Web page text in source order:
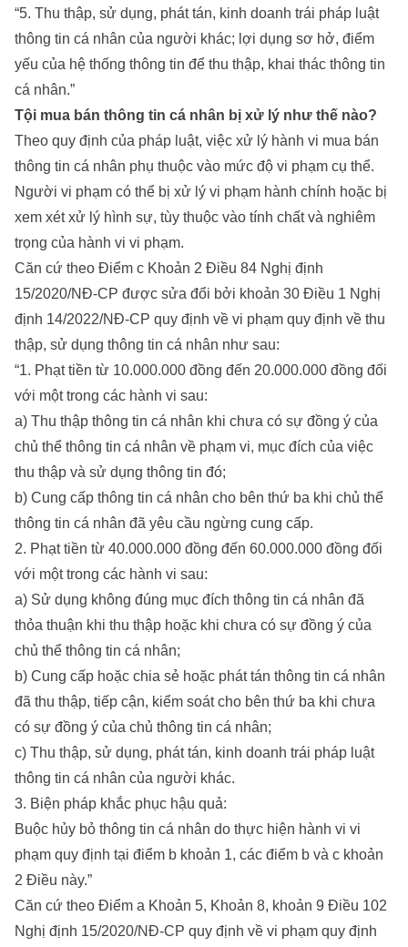
“5. Thu thập, sử dụng, phát tán, kinh doanh trái pháp luật
thông tin cá nhân của người khác; lợi dụng sơ hở, điểm
yếu của hệ thống thông tin để thu thập, khai thác thông tin
cá nhân.”
Tội mua bán thông tin cá nhân bị xử lý như thế nào?
Theo quy định của pháp luật, việc xử lý hành vi mua bán
thông tin cá nhân phụ thuộc vào mức độ vi phạm cụ thể.
Người vi phạm có thể bị xử lý vi phạm hành chính hoặc bị
xem xét xử lý hình sự, tùy thuộc vào tính chất và nghiêm
trọng của hành vi vi phạm.
Căn cứ theo Điểm c Khoản 2 Điều 84 Nghị định
15/2020/NĐ-CP được sửa đổi bởi khoản 30 Điều 1 Nghị
định 14/2022/NĐ-CP quy định về vi phạm quy định về thu
thập, sử dụng thông tin cá nhân như sau:
“1. Phạt tiền từ 10.000.000 đồng đến 20.000.000 đồng đối
với một trong các hành vi sau:
a) Thu thập thông tin cá nhân khi chưa có sự đồng ý của
chủ thể thông tin cá nhân về phạm vi, mục đích của việc
thu thập và sử dụng thông tin đó;
b) Cung cấp thông tin cá nhân cho bên thứ ba khi chủ thể
thông tin cá nhân đã yêu cầu ngừng cung cấp.
2. Phạt tiền từ 40.000.000 đồng đến 60.000.000 đồng đối
với một trong các hành vi sau:
a) Sử dụng không đúng mục đích thông tin cá nhân đã
thỏa thuận khi thu thập hoặc khi chưa có sự đồng ý của
chủ thể thông tin cá nhân;
b) Cung cấp hoặc chia sẻ hoặc phát tán thông tin cá nhân
đã thu thập, tiếp cận, kiểm soát cho bên thứ ba khi chưa
có sự đồng ý của chủ thông tin cá nhân;
c) Thu thập, sử dụng, phát tán, kinh doanh trái pháp luật
thông tin cá nhân của người khác.
3. Biện pháp khắc phục hậu quả:
Buộc hủy bỏ thông tin cá nhân do thực hiện hành vi vi
phạm quy định tại điểm b khoản 1, các điểm b và c khoản
2 Điều này.”
Căn cứ theo Điểm a Khoản 5, Khoản 8, khoản 9 Điều 102
Nghị định 15/2020/NĐ-CP quy định về vi phạm quy định